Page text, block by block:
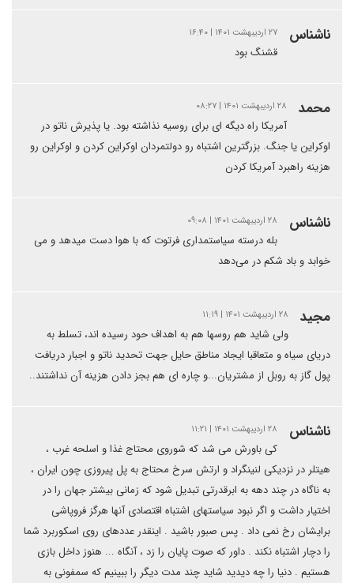
ناشناس ۲۷ اردیبهشت ۱۴۰۱ | ۱۶:۴۰
قشنگ بود
محمد ۲۸ اردیبهشت ۱۴۰۱ | ۰۸:۲۷
آمریکا راه دیگه ای برای روسیه نذاشته بود. یا پذیرش ناتو در
اوکراین یا جنگ. بزرگترین اشتباه رو دولتمردان اوکراین کردن و اوکراین رو
هزینه راهبرد آمریکا کردن
ناشناس ۲۸ اردیبهشت ۱۴۰۱ | ۰۹:۰۸
بله درسته سیاستمداری فرتوت که با هوا دست میدهد و می
خوابد و باد شکم در می‌دهد
مجيد ۲۸ اردیبهشت ۱۴۰۱ | ۱۱:۱۹
ولی شاید هم روسها هم به اهداف حود رسیده اند، تسلط به
دریای سیاه و متعاقبا ایجاد مناطق حایل جهت تحدید ناتو و اجبار دریافت
پول گاز به روبل از مشتریان...و چاره ای هم بجز دادن هزینه آن نداشتند..
ناشناس ۲۸ اردیبهشت ۱۴۰۱ | ۱۱:۲۱
کی باورش می شد که شوروی محتاج غذا و اسلحه غرب ،
هیتلر در نزدیکی لنینگراد و ارتش سرخ محتاج به پل پیروزی چون ایران ،
به ناگاه در چند دهه به ابرقدرتی تبدیل شود که زمانی بیشتر جهان را در
اختیار داشت و اگر نبود سیاستهای اشتباه اقتصادی آنها هرگز فروپاشی
برایشان رخ نمی داد . پس صبور باشید . اینقدر عددهای روی اسکوربرد شما
را دچار اشتباه نکند . داور که صوت پایان را زد ، آنگاه ... هنوز داخل بازی
هستیم . دنیا را چه دیدید شاید چند مدت دیگر را ببینیم که سمفونی به